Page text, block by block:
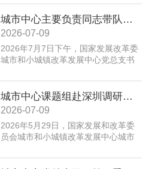
城市、安全可靠的韧性城市、崇德向
善的文明城市、便捷高效的智慧城市
等重点任务，优化以构建新体系、培
育新动能、服务全年龄、保障全要素
为重点的政策体系，走出一条具有中
治理、历史文化保护等方面取得积极
成效；同时，也面临着转变发展方
式、培育发展动能、提升功能品质、
加强生态环境保护、赓续历史文脉、
推动精细治理、增强城市韧性等转型
发展任务。为实现以上目标，必须紧
城市、安全可靠的韧性城市、崇德向
善的文明城市、便捷高效的智慧城市
等重点任务，优化以构建新体系、培
育新动能、服务全年龄、保障全要素
为重点的政策体系，走出一条具有中
城市中心主要负责同志带队赴摩尔线程“夸娥”北京智算中心专题调研
2026-07-09
2026年7月7日下午，国家发展改革委
城市和小城镇改革发展中心党总支书
娥”北京智算中心开展专题调研。
城市中心课题组赴深圳调研全国人才大数据平台福田区学生学习力项目应用情况
2026-07-09
​2026年5月29日，国家发展和改革委
员会城市和小城镇改革发展中心城市
国人才大数据平台在基础教育学生学